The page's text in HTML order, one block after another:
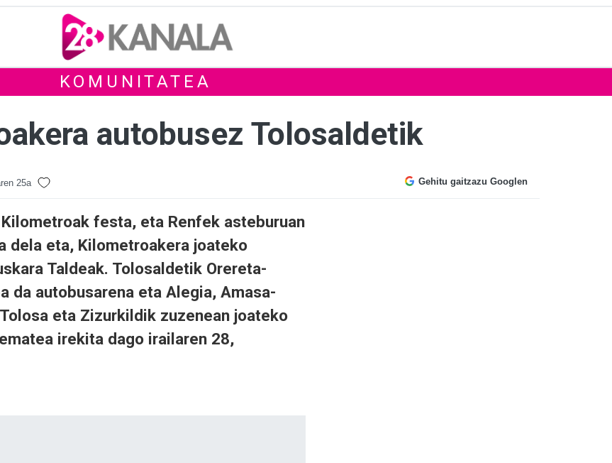
KOMUNITATEA
autobusez Tolosaldetik
25a Gehitu gaitzazu Googlen
festa, eta Renfek asteburuan
dela eta, Kilometroakera joateko
Taldeak. Tolosaldetik Orereta-
da autobusarena eta Alegia, Amasa-
eta Zizurkildik zuzenean joateko
irekita dago irailaren 28,